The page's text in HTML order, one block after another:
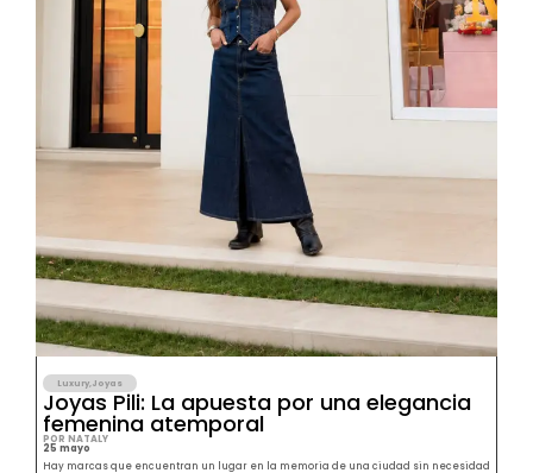
Luxury Joyas
Joyas Pili: La apuesta por una elegancia
femenina atemporal
POR NATALY
25 mayo
Hay marcas que encuentran un lugar en la memoria de una ciudad sin necesidad